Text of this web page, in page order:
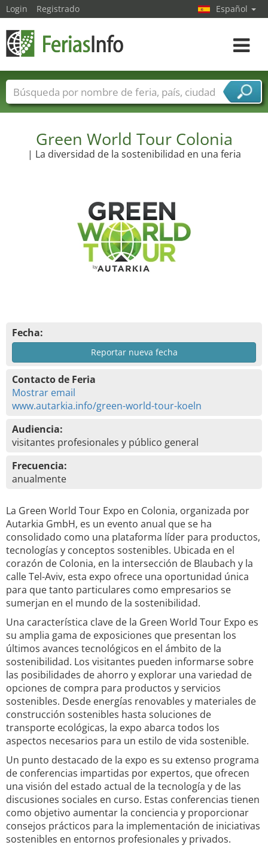
Green World Tour Colonia
| La diversidad de la sostenibilidad en una feria
Fecha:
Reportar nueva fecha
Contacto de Feria
Mostrar email
www.autarkia.info/green-world-tour-koeln
Audiencia:
visitantes profesionales y público general
Frecuencia:
anualmente
La Green World Tour Expo en Colonia, organizada por
Autarkia GmbH, es un evento anual que se ha
consolidado como una plataforma líder para productos,
tecnologías y conceptos sostenibles. Ubicada en el
corazón de Colonia, en la intersección de Blaubach y la
calle Tel-Aviv, esta expo ofrece una oportunidad única
para que tanto particulares como empresarios se
sumerjan en el mundo de la sostenibilidad.
Una característica clave de la Green World Tour Expo es
su amplia gama de exposiciones que presentan los
últimos avances tecnológicos en el ámbito de la
sostenibilidad. Los visitantes pueden informarse sobre
las posibilidades de ahorro y explorar una variedad de
opciones de compra para productos y servicios
sostenibles. Desde energías renovables y materiales de
construcción sostenibles hasta soluciones de
transporte ecológicas, la expo abarca todos los
aspectos necesarios para un estilo de vida sostenible.
Un punto destacado de la expo es su extenso programa
de conferencias impartidas por expertos, que ofrecen
una visión del estado actual de la tecnología y de las
discusiones sociales en curso. Estas conferencias tienen
como objetivo aumentar la conciencia y proporcionar
consejos prácticos para la implementación de iniciativas
sostenibles en entornos profesionales y privados.
Login Registrado Español
toggle
Nombres de ferias Países
Ciudades
Sectores de proveedor de servicios